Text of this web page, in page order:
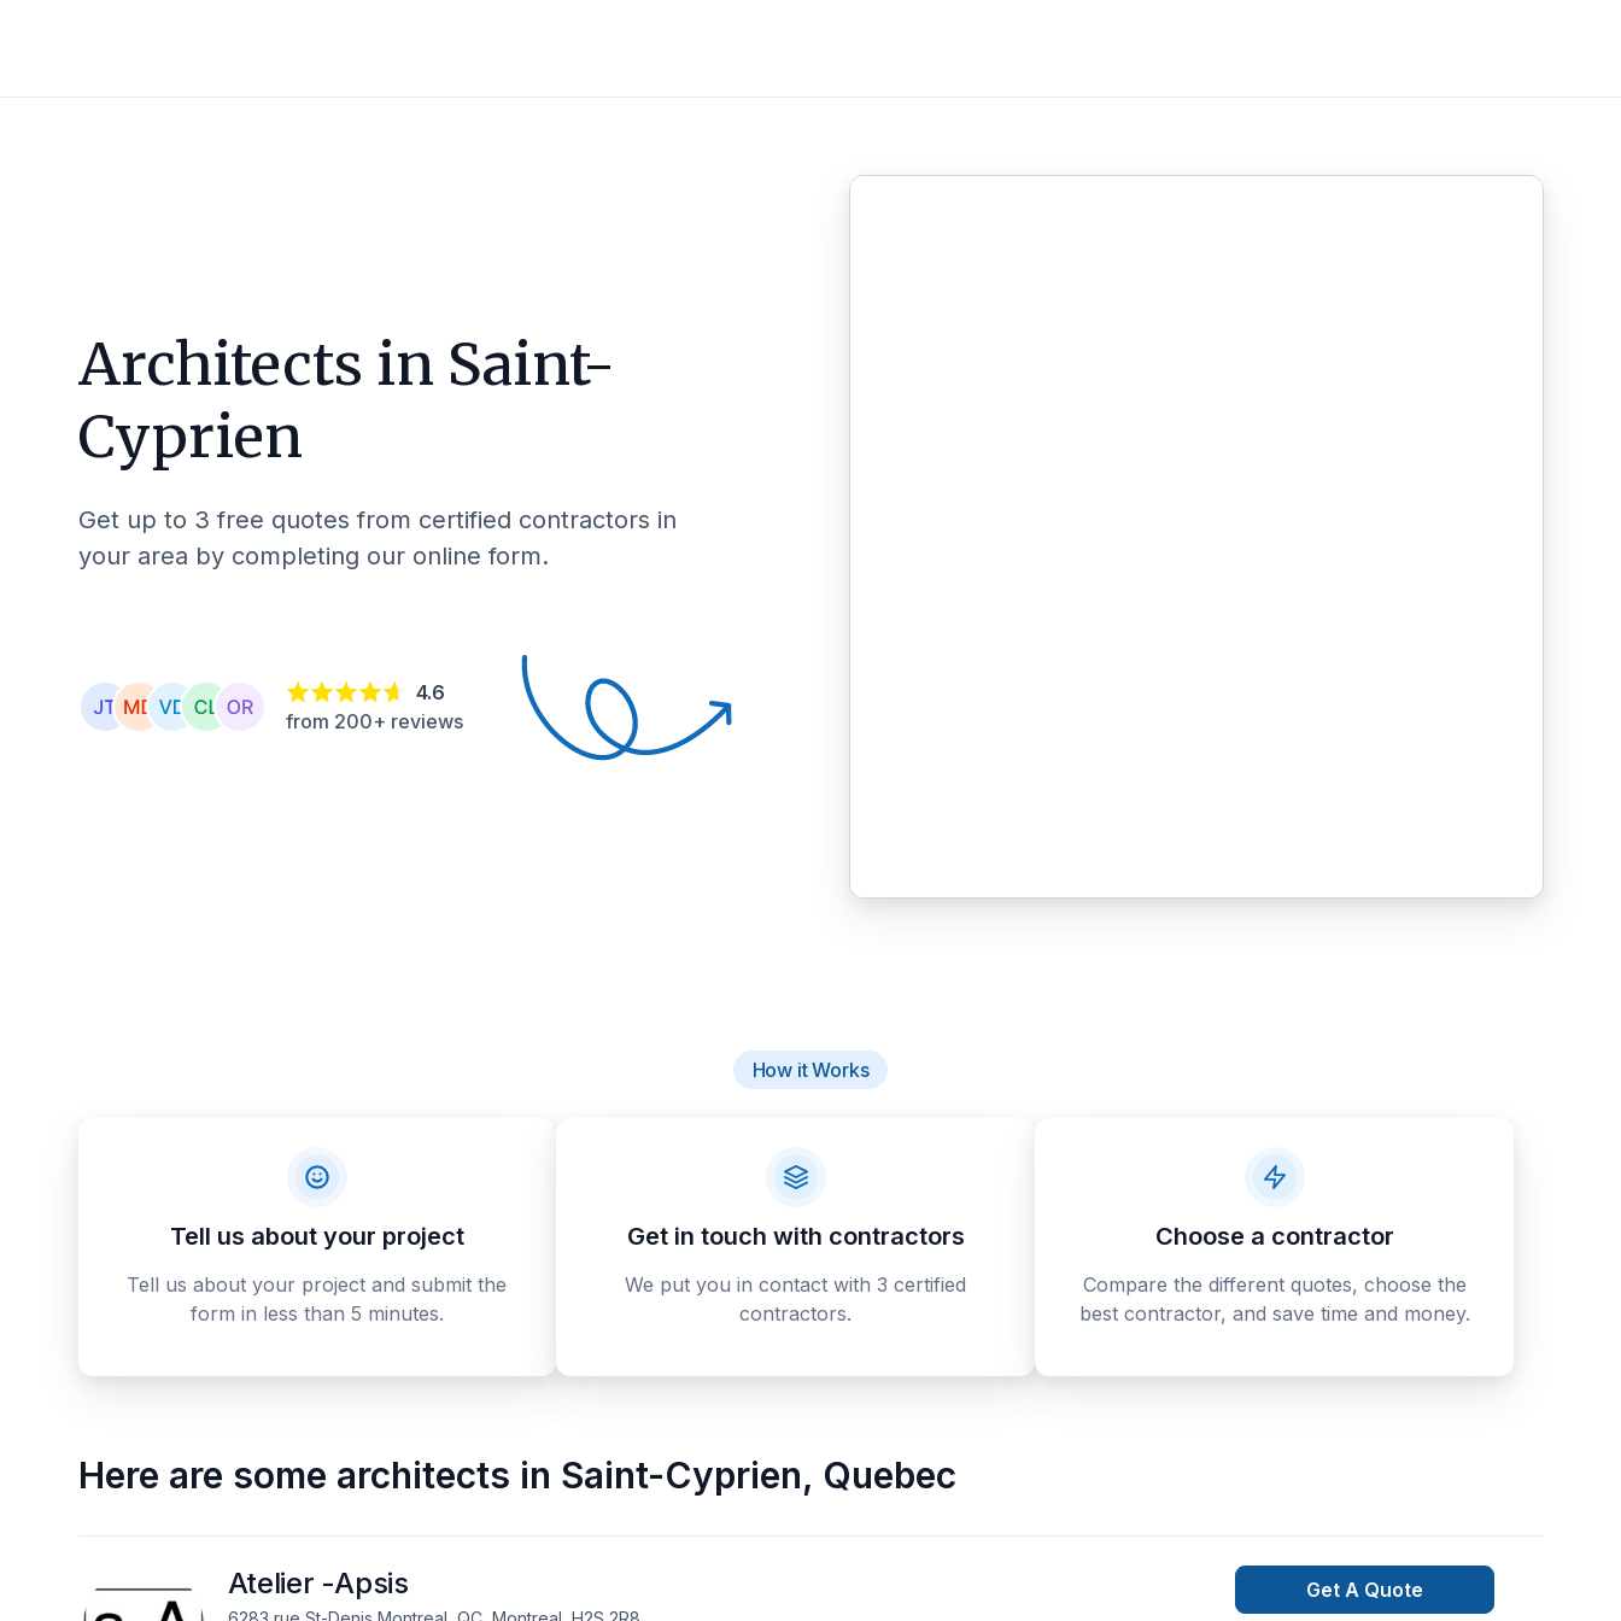
Architects in Saint-
Cyprien
Get up to 3 free quotes from certified contractors in
your area by completing our online form.
4.6
from 200+ reviews
How it Works
Tell us about your project
Tell us about your project and submit the
form in less than 5 minutes.
Get in touch with contractors
We put you in contact with 3 certified
contractors.
Choose a contractor
Compare the different quotes, choose the
best contractor, and save time and money.
Here are some architects in Saint-Cyprien, Quebec
Atelier -Apsis Get A Quote